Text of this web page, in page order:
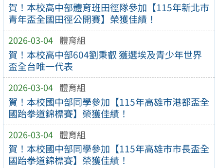
賀！本校高中部體育班田徑隊參加【115年新北市
青年盃全國田徑公開賽】榮獲佳績！
2026-03-04 體育組
賀！本校高中部604劉秉叡 獲選埃及青少年世界
盃全台唯一代表
2026-03-04 體育組
賀！本校國中部同學參加【115年高雄市港都盃全
國跆拳道錦標賽】榮獲佳績！
2026-03-04 體育組
賀！本校國中部同學參加【115年高雄市市長盃全
國跆拳道錦標賽】榮獲佳績！